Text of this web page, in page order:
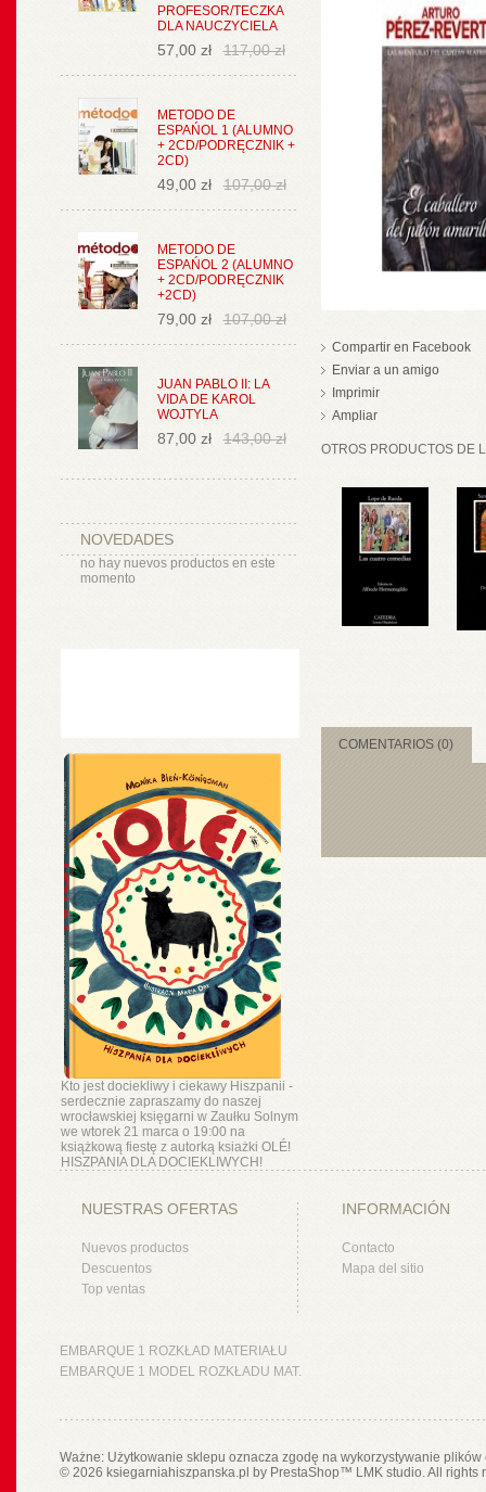
PROFESOR/TECZKA
DLA NAUCZYCIELA
57,00 zł 117,00 zł
METODO DE
ESPAŃOL 1 (ALUMNO
+ 2CD/PODRĘCZNIK +
2CD)
49,00 zł 107,00 zł
METODO DE
ESPAŃOL 2 (ALUMNO
+ 2CD/PODRĘCZNIK
+2CD)
79,00 zł 107,00 zł
JUAN PABLO II: LA
VIDA DE KAROL
WOJTYLA
87,00 zł 143,00 zł
NOVEDADES
no hay nuevos productos en este
momento
Kto jest dociekliwy i ciekawy Hiszpanii -
serdecznie zapraszamy do naszej
wrocławskiej księgarni w Zaułku Solnym
we wtorek 21 marca o 19:00 na
książkową fiestę z autorką ksiażki OLÉ!
HISZPANIA DLA DOCIEKLIWYCH!
Compartir en Facebook
Enviar a un amigo
Imprimir
Ampliar
OTROS PRODUCTOS DE
COMENTARIOS (0)
NUESTRAS OFERTAS
Nuevos productos
Descuentos
Top ventas
INFORMACIÓN
Contacto
Mapa del sitio
EMBARQUE 1 ROZKŁAD MATERIAŁU
EMBARQUE 1 MODEL ROZKŁADU MAT.
Ważne: Użytkowanie sklepu oznacza zgodę na wykorzystywanie
© 2026 ksiegarniahiszpanska.pl by PrestaShop™ LMK studio. All rights